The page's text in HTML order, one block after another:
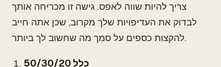
צריך להיות שווה לאפס. גישה זו מכריחה אותך
לבדוק את העדיפויות שלך מקרוב, שכן אתה חייב
להקצות כספים על סמך מה שחשוב לך ביותר.
כלל 50/30/20